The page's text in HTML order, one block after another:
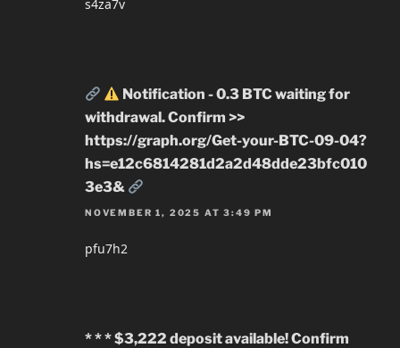
s4za7v
Notification - 0.3 BTC waiting for
withdrawal. Confirm >>
https://graph.org/Get-your-BTC-09-04?
hs=e12c6814281d2a2d48dde23bfc010
3e3&
NOVEMBER 1, 2025 AT 3:49 PM
pfu7h2
* * * $3,222 deposit available! Confirm